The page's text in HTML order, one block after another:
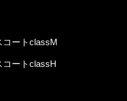
コートclassM
コートclassH